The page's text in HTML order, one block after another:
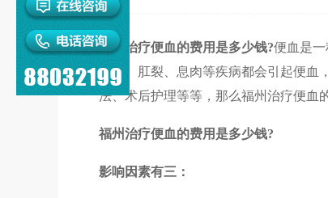
福州治疗便血的费用是多少钱?便血是
痔疮、肛裂、息肉等疾病都会引起便血
法、术后护理等等，那么福州治疗便血
福州治疗便血的费用是多少钱?
影响因素有三：